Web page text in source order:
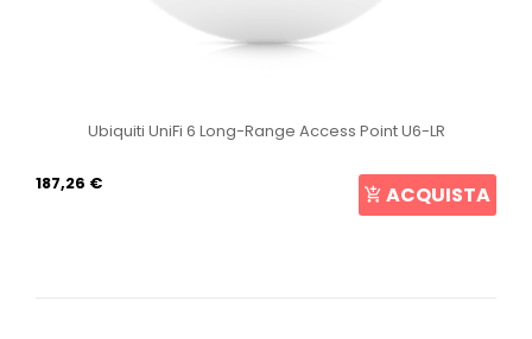
Ubiquiti UniFi 6 Long-Range Access Point U6-LR
187,26 € ACQUISTA